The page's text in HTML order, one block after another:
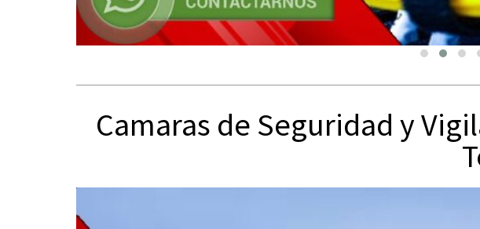
Camaras de Seguridad y